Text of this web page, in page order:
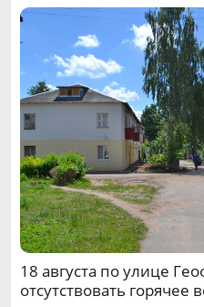
18 августа по улице
отсутствовать горячее